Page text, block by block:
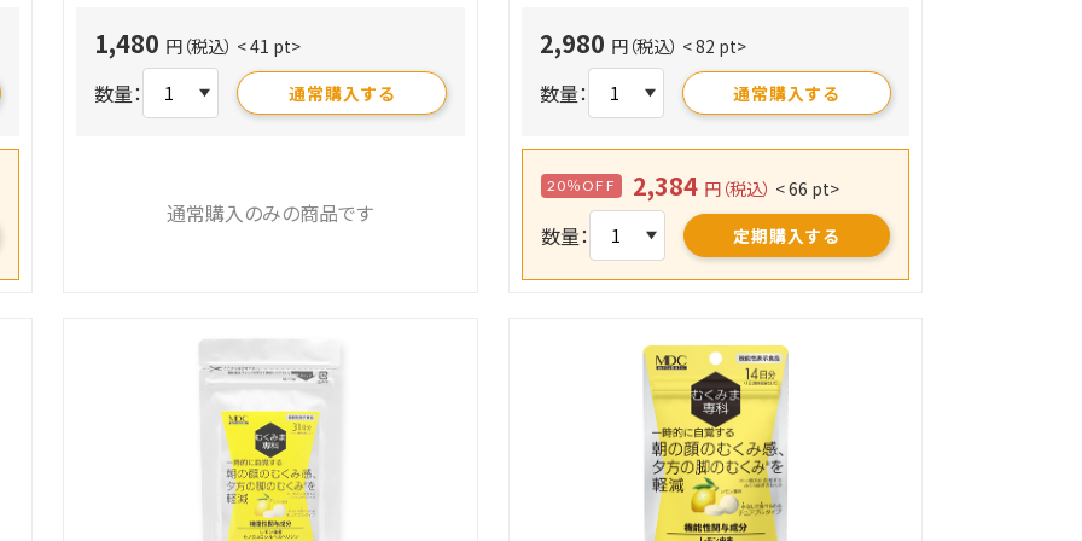
1,480 円（税込） < 41 pt>
数量： 通常購入する
通常購入のみの商品です
2,980 円（税込） < 82 pt>
数量： 通常購入する
20％OFF 2,384 円（税込） < 66 pt>
数量： 定期購入する